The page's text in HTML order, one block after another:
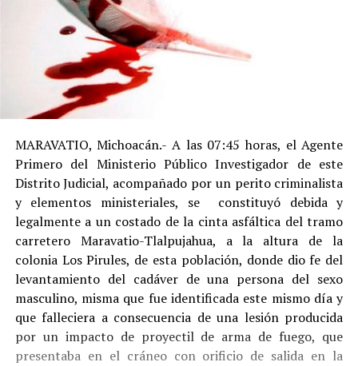
MARAVATIO, Michoacán.- A las 07:45 horas, el Agente
Primero del Ministerio Público Investigador de este
Distrito Judicial, acompañado por un perito criminalista
y elementos ministeriales, se constituyó debida y
legalmente a un costado de la cinta asfáltica del tramo
carretero Maravatio-Tlalpujahua, a la altura de la
colonia Los Pirules, de esta población, donde dio fe del
levantamiento del cadáver de una persona del sexo
masculino, misma que fue identificada este mismo día y
que falleciera a consecuencia de una lesión producida
por un impacto de proyectil de arma de fuego, que
presentaba en el cráneo con orificio de salida en la